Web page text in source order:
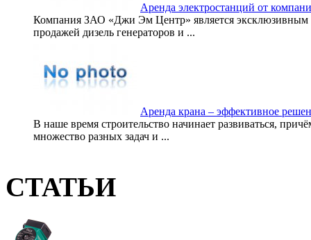
Аренда электростанций от
Компания ЗАО «Джи Эм Центр» является эксклюзивным
продажей дизель генераторов и ...
Аренда крана – эффективное
В наше время строительство начинает развиваться,
множество разных задач и ...
СТАТЬИ